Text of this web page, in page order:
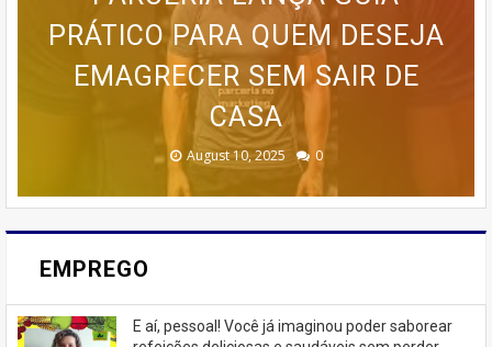
🚨 ÚLTIMAS VAGAS EM IPIRÁ!
🚨
February 23, 2026 0
PRÁTICO PARA QUEM DESEJA
EMAGRECER SEM SAIR DE
CASA
August 10, 2025 0
POR BOLOS EM RENDA COM O
CURSO DA CASA DOS BOLOS
CASEIROS!
June 13, 2025 0
PROGRAMA AVANÇADO DE
TREINAMENTO DA MEMÓRIA
July 07, 2023 0
DESDE AS BASES ATÉ AS
ESTRATÉGIAS AVANÇADAS DE
MARKETING 6.0.
June 07, 2023 0
EMPREGO
E aí, pessoal! Você já imaginou poder saborear